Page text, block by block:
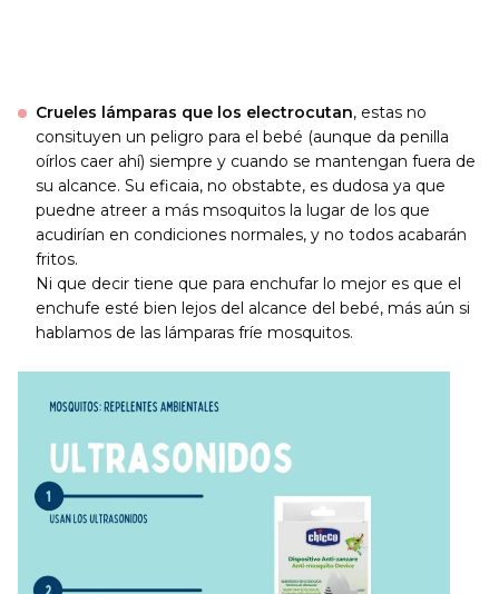
Crueles lámparas que los electrocutan, estas no
consituyen un peligro para el bebé (aunque da penilla
oírlos caer ahí) siempre y cuando se mantengan fuera de
su alcance. Su eficaia, no obstabte, es dudosa ya que
puedne atreer a más msoquitos la lugar de los que
acudirían en condiciones normales, y no todos acabarán
fritos.
Ni que decir tiene que para enchufar lo mejor es que el
enchufe esté bien lejos del alcance del bebé, más aún si
hablamos de las lámparas fríe mosquitos.